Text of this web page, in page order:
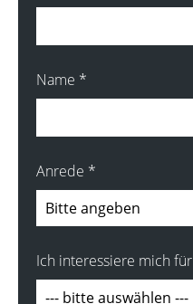
Name *
Anrede *
Ich interessiere mich für